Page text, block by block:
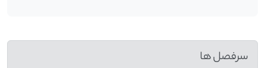
سرفصل ها